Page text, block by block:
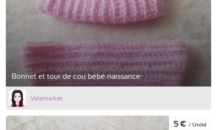
Bonnet et tour de cou bébé naissance
Vetemarket
5 € / Unité